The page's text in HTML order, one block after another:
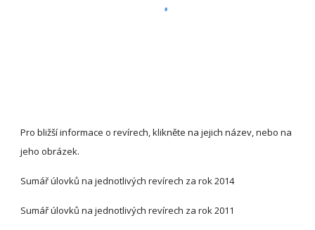
Pro bližší informace o revírech, klikněte na jejich název, nebo na
jeho obrázek.
Sumář úlovků na jednotlivých revírech za rok 2014
Sumář úlovků na jednotlivých revírech za rok 2011